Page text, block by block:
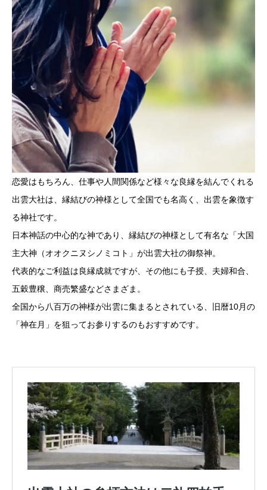
恋愛はもちろん、仕事や人間関係など様々な良縁を結んでくれる
出雲大社は、縁結びの神様として全国でも名高く、出雲を象徴す
る神社です。
日本神話の中心的な神であり、縁結びの神様として有名な「大国
主大神（オオクニヌシノミコト」が出雲大社の御祭神。
代表的なご利益は良縁成就ですが、その他にも子授、夫婦和合、
五穀豊穣、商売繁盛などさまざま。
全国から八百万の神様が出雲に集まるとされている、旧暦10月の
「神在月」を狙ってお参りするのもおすすめです。